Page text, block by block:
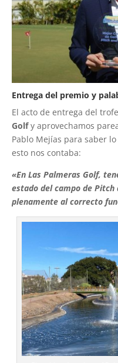
Entrega del premio y
El acto de entrega del
Golfy aprovechamos
Pablo Mejías para saber
esto nos contaba:
«En Las Palmeras Golf,
estado del campo de
plenamente al correcto